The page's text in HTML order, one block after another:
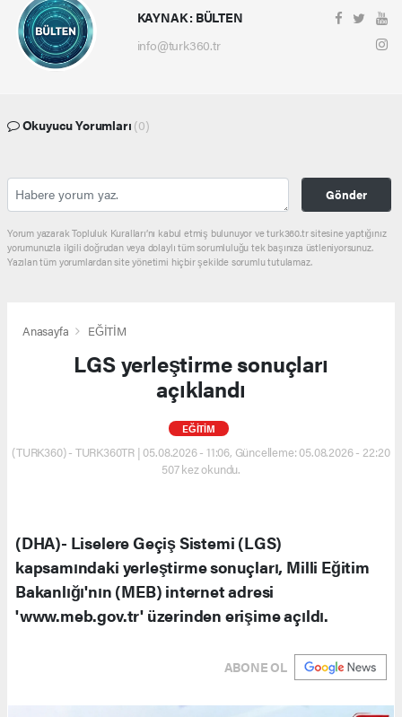
KAYNAK : BÜLTEN
info@turk360.tr
Okuyucu Yorumları (0)
Gönder
Yorum yazarak Topluluk Kuralları’nı kabul etmiş bulunuyor ve turk360.tr sitesine yaptığınız
yorumunuzla ilgili doğrudan veya dolaylı tüm sorumluluğu tek başınıza üstleniyorsunuz.
Yazılan tüm yorumlardan site yönetimi hiçbir şekilde sorumlu tutulamaz.
Anasayfa EĞİTİM
LGS yerleştirme sonuçları
açıklandı
EĞİTİM
(TURK360) - TURK360TR | 05.08.2026 - 11:06, Güncelleme: 05.08.2026 - 22:20
507 kez okundu.
(DHA)- Liselere Geçiş Sistemi (LGS)
kapsamındaki yerleştirme sonuçları, Milli Eğitim
Bakanlığı'nın (MEB) internet adresi
'www.meb.gov.tr' üzerinden erişime açıldı.
ABONE OL